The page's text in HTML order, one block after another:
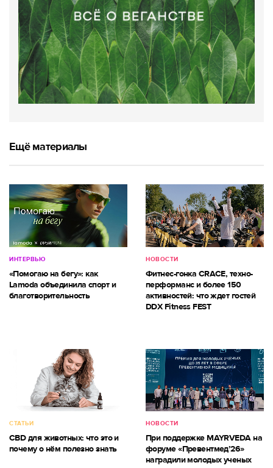
Ещё материалы
ИНТЕРВЬЮ
«Помогаю на бегу»: как
Lamoda объединила спорт и
благотворительность
НОВОСТИ
Фитнес-гонка CRACE, техно-
перформанс и более 150
активностей: что ждет гостей
DDX Fitness FEST
СТАТЬИ
CBD для животных: что это и
почему о нём полезно знать
НОВОСТИ
При поддержке MAYRVEDA на
форуме «Превентмед’26»
наградили молодых ученых